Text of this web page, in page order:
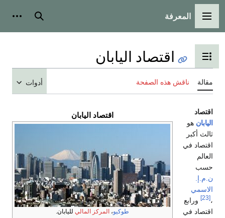
القائمة الرئيسية
المعرفة بحث
تبديل عرض جدول المحتويات
اقتصاد اليابان
مقالة ناقش هذه الصفحة أدوات
اقتصاد اليابان
طوكيو، المركز المالي لليابان.
اقتصاد
اليابان هو
ثالث أكبر
اقتصاد في
العالم
حسب
ن.م.إ.
الاسمي
،[23]
ورابع
اقتصاد في